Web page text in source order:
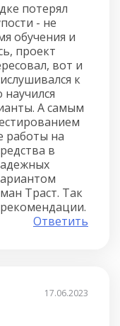
потерял
- не
обучения и
проект
вот и
к
А самым
работы на
в
Траст. Так
Ответить
17.06.2023